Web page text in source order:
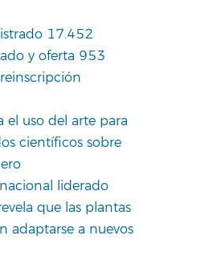
17.452
y oferta 953
el uso del arte para
científicos sobre
liderado
que las plantas
adaptarse a nuevos